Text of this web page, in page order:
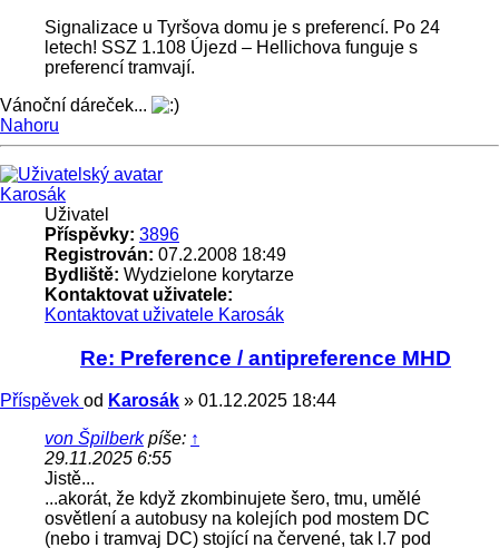
Signalizace u Tyršova domu je s preferencí. Po 24
letech! SSZ 1.108 Újezd – Hellichova funguje s
preferencí tramvají.
Vánoční dáreček...
Nahoru
Karosák
Uživatel
Příspěvky: 3896
Registrován: 07.2.2008 18:49
Bydliště: Wydzielone korytarze
Kontaktovat uživatele:
Kontaktovat uživatele Karosák
Re: Preference / antipreference MHD
Příspěvek od Karosák » 01.12.2025 18:44
von Špilberkpíše: ↑
29.11.2025 6:55
Jistě...
...akorát, že když zkombinujete šero, tmu, umělé
osvětlení a autobusy na kolejích pod mostem DC
(nebo i tramvaj DC) stojící na červené, tak l.7 pod